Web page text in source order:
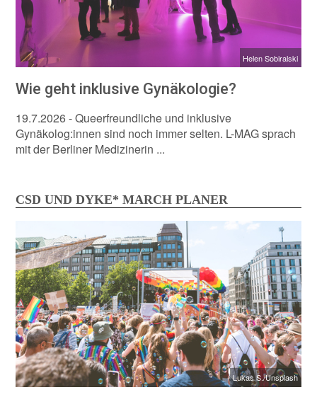
Helen Sobiralski
Wie geht inklusive Gynäkologie?
19.7.2026- Queerfreundliche und inklusive
Gynäkolog:innen sind noch immer selten. L-MAG sprach
mit der Berliner Medizinerin ...
CSD UND DYKE* MARCH PLANER
Lukas S./Unsplash